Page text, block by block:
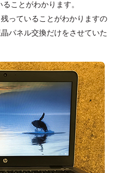
ことがわかります。
っていることがわかりますの
パネル交換だけをさせていた